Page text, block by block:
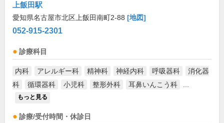
上飯田駅
愛知県名古屋市北区上飯田南町2-88 [地図]
052-915-2301
診療科目
内科 アレルギー科 精神科 神経内科 呼吸器科
消化器
科
循環器科 小児科 整形外科 耳鼻いんこう科
もっと見る
診療/受付時間・休診日